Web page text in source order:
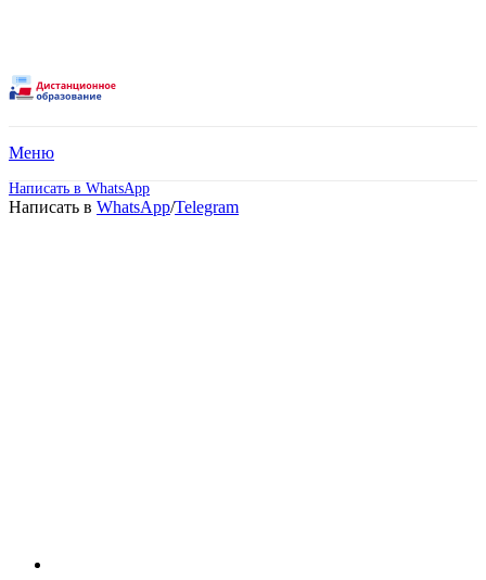
Меню
Написать в WhatsApp
Написать в WhatsApp/Telegram